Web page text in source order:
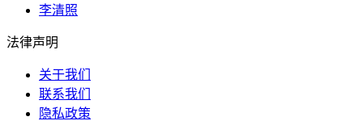
李清照
法律声明
关于我们
联系我们
隐私政策